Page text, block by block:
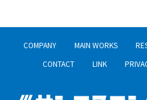
COMPANY MAIN WORKS
CONTACT
LINK